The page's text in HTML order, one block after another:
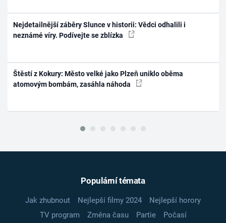
Nejdetailnější záběry Slunce v historii: Vědci odhalili i
neznámé víry. Podívejte se zblízka
Štěstí z Kokury: Město velké jako Plzeň uniklo oběma
atomovým bombám, zasáhla náhoda
Populární témata
Jak zhubnout Nejlepší filmy 2024
Nejlepší horory
TV program
Změna času Partie
Počasí